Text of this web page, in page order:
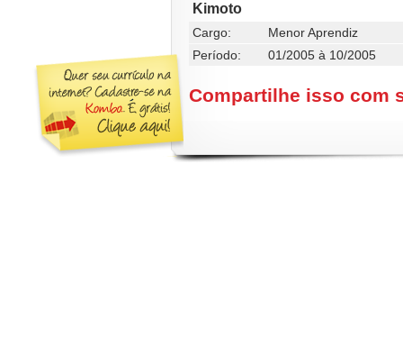
Kimoto
Cargo:
Menor Aprendiz
Período:
01/2005 à 10/2005
Compartilhe isso com